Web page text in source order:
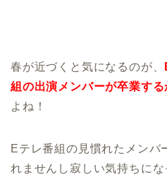
春が近づくと気になるのが、
組の出演メンバーが卒業する
よね！
Eテレ番組の見慣れたメンバ
れませんし寂しい気持ちにな